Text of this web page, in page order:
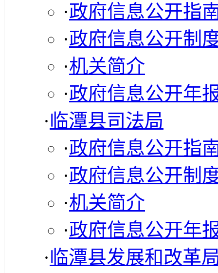
·政府信息公开指
·政府信息公开制
·机关简介
·政府信息公开年
·临潭县司法局
·政府信息公开指
·政府信息公开制
·机关简介
·政府信息公开年
·临潭县发展和改革